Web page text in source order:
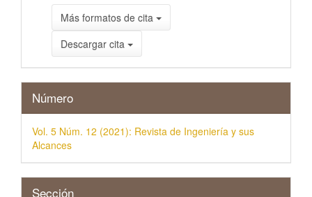
Más formatos de cita
Descargar cita
Número
Vol. 5 Núm. 12 (2021): Revista de Ingeniería y sus
Alcances
Sección